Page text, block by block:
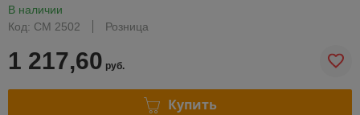
В наличии
Код: CM 2502
Розница
1 217,60 руб.
Купить